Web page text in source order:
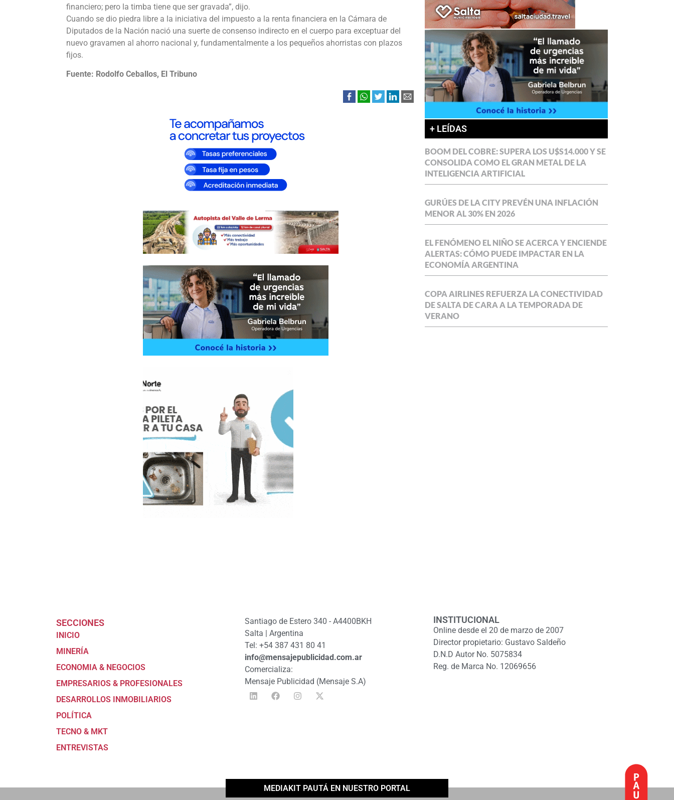
financiero; pero la timba tiene que ser gravada”, dijo.
Cuando se dio piedra libre a la iniciativa del impuesto a la renta financiera en la Cámara de
Diputados de la Nación nació una suerte de consenso indirecto en el cuerpo para exceptuar del
nuevo gravamen al ahorro nacional y, fundamentalmente a los pequeños ahorristas con plazos
fijos.
Fuente: Rodolfo Ceballos, El Tribuno
+ LEÍDAS
BOOM DEL COBRE: SUPERA LOS U$S14.000 Y SE
CONSOLIDA COMO EL GRAN METAL DE LA
INTELIGENCIA ARTIFICIAL
GURÚES DE LA CITY PREVÉN UNA INFLACIÓN
MENOR AL 30% EN 2026
EL FENÓMENO EL NIÑO SE ACERCA Y ENCIENDE
ALERTAS: CÓMO PUEDE IMPACTAR EN LA
ECONOMÍA ARGENTINA
COPA AIRLINES REFUERZA LA CONECTIVIDAD
DE SALTA DE CARA A LA TEMPORADA DE
VERANO
SECCIONES
INICIO
MINERÍA
ECONOMIA & NEGOCIOS
EMPRESARIOS & PROFESIONALES
DESARROLLOS INMOBILIARIOS
POLÍTICA
TECNO & MKT
ENTREVISTAS
Santiago de Estero 340 - A4400BKH
Salta | Argentina
Tel: +54 387 431 80 41
info@mensajepublicidad.com.ar
Comercializa:
Mensaje Publicidad (Mensaje S.A)
INSTITUCIONAL
Online desde el 20 de marzo de 2007
Director propietario: Gustavo Saldeño
D.N.D Autor No. 5075834
Reg. de Marca No. 12069656
MEDIAKIT PAUTÁ EN NUESTRO PORTAL